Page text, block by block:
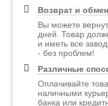
Возврат и
Вы можете
дней. Товар
и иметь все
- без проблем!
Различные
Оплачивайте
наличными
банка или